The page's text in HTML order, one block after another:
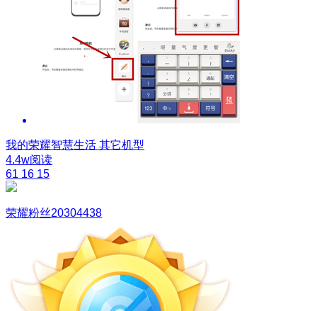
我的荣耀智慧生活 其它机型
4.4w阅读
61 16 15
荣耀粉丝20304438